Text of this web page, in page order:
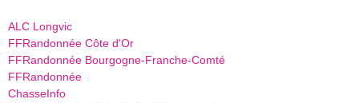
ALC Longvic
FFRandonnée Côte d'Or
FFRandonnée Bourgogne-Franche-Comté
FFRandonnée
ChasseInfo